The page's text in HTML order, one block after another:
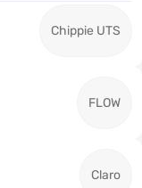
Chippie UTS
FLOW
Claro